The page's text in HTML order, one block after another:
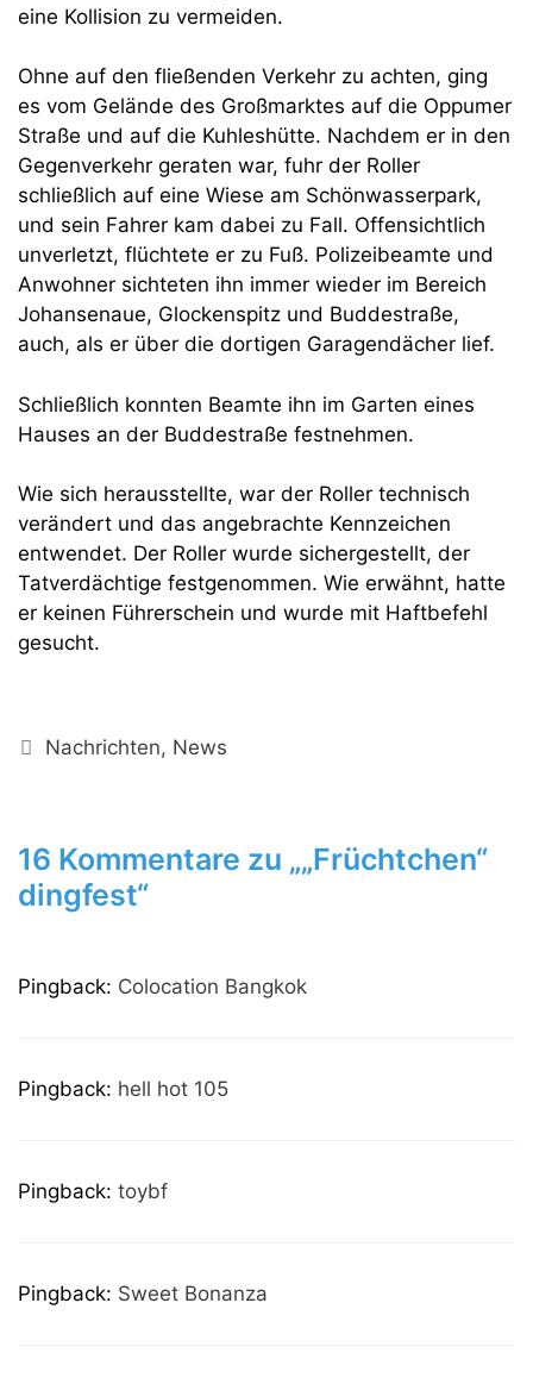
eine Kollision zu vermeiden.
Ohne auf den fließenden Verkehr zu achten, ging
es vom Gelände des Großmarktes auf die Oppumer
Straße und auf die Kuhleshütte. Nachdem er in den
Gegenverkehr geraten war, fuhr der Roller
schließlich auf eine Wiese am Schönwasserpark,
und sein Fahrer kam dabei zu Fall. Offensichtlich
unverletzt, flüchtete er zu Fuß. Polizeibeamte und
Anwohner sichteten ihn immer wieder im Bereich
Johansenaue, Glockenspitz und Buddestraße,
auch, als er über die dortigen Garagendächer lief.
Schließlich konnten Beamte ihn im Garten eines
Hauses an der Buddestraße festnehmen.
Wie sich herausstellte, war der Roller technisch
verändert und das angebrachte Kennzeichen
entwendet. Der Roller wurde sichergestellt, der
Tatverdächtige festgenommen. Wie erwähnt, hatte
er keinen Führerschein und wurde mit Haftbefehl
gesucht.
Kategorien
Nachrichten, News
16 Kommentare zu „„Früchtchen“
dingfest“
Pingback: Colocation Bangkok
Pingback: hell hot 105
Pingback: toybf
Pingback: Sweet Bonanza